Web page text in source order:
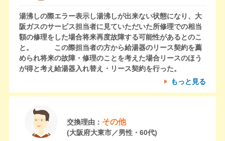
湯沸しの際エラー表示し湯沸しが出来ない状態になり、大
阪ガスのサービス担当者に見ていただいた所修理での相当
額の修理をした場合将来再度故障する可能性があるとのこ
と。 この際担当者の方から給湯器のリース契約を薦
められ将来の故障・修理のことを考えた場合リースのほう
が得と考え給湯器入れ替え・リース契約を行った。
もっと見る
交換理由： その他
(大阪府大東市／男性・60代)